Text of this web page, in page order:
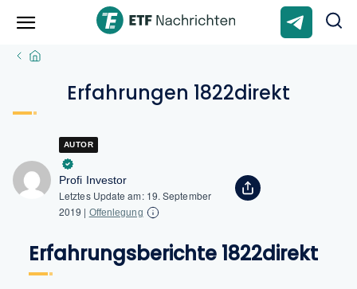
Erfahrungen 1822direkt
AUTOR
Profi Investor
Letztes Update am: 19. September
2019 | Offenlegung
Erfahrungsberichte 1822direkt